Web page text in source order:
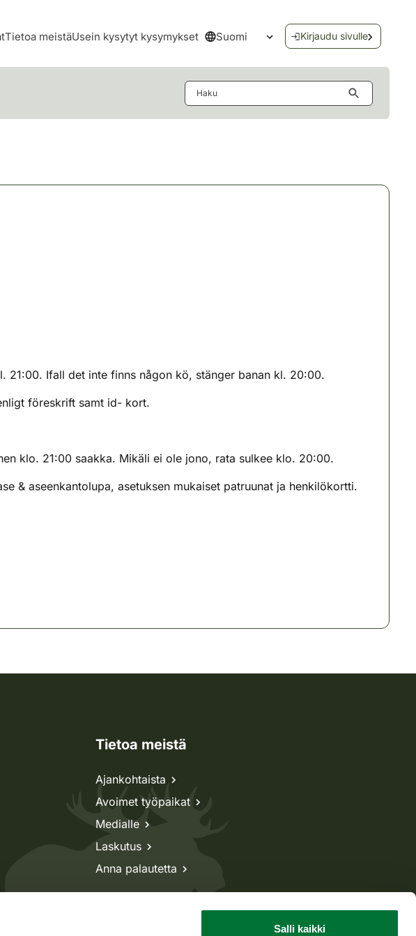
Salli kaikki
Tietoa meistäUsein kysytyt kysymykset Suomi
Avaa kielivalikko
Kirjaudu sivulle
Ifall det inte finns någon kö, stänger banan kl. 20:00.
föreskrift samt id- kort.
klo. 21:00 saakka. Mikäli ei ole jono, rata sulkee klo. 20:00.
& aseenkantolupa, asetuksen mukaiset patruunat ja henkilökortti.
Tietoa meistä
Ajankohtaista
Avoimet työpaikat
Medialle
Laskutus
Anna palautetta